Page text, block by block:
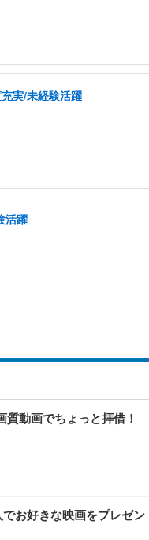
実/未経験活躍
活躍
動画でちょっと拝借！
お好きな映画をプレゼン